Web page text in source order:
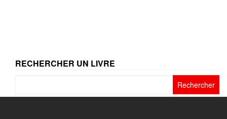
RECHERCHER UN LIVRE